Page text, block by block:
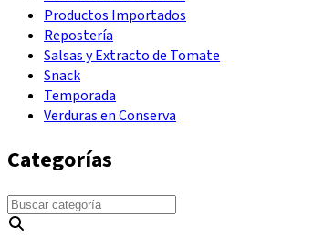
Productos Importados
Repostería
Salsas y Extracto de Tomate
Snack
Temporada
Verduras en Conserva
Categorías